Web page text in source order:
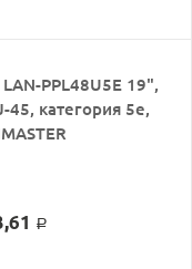
PPL48U5E 19",
45, категория 5e,
Р